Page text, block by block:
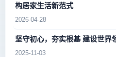
构居家生活新范式
2026-04-28
坚守初心，夯
2025-11-03